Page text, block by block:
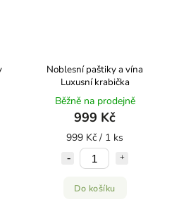
Noblesní paštiky a vína
Luxusní krabička
Běžně na prodejně
999 Kč
999 Kč / 1 ks
Do košíku